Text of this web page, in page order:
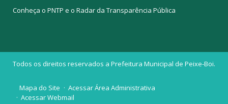
Conheça o PNTP e o Radar da Transparência Pública
Todos os direitos reservados a Prefeitura Municipal de Peixe-Boi.
Mapa do Site
Acessar Área Administrativa
Acessar Webmail